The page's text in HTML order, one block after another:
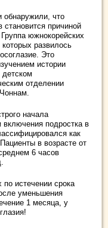
обнаружили, что
причиной
южнокорейских
развилось
Это
истории
отделении
начала
подростка в
как
в возрасте от
6 часов
истечении срока
уменьшения
1 месяца, у